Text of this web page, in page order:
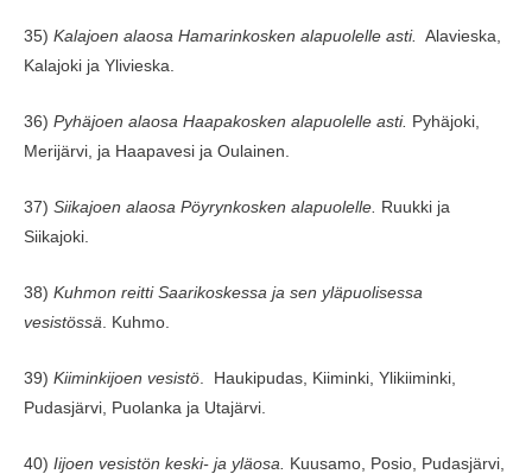
35) Kalajoen alaosa Hamarinkosken alapuolelle asti. Alavieska,
Kalajoki ja Ylivieska.
36) Pyhäjoen alaosa Haapakosken alapuolelle asti. Pyhäjoki,
Merijärvi, ja Haapavesi ja Oulainen.
37) Siikajoen alaosa Pöyrynkosken alapuolelle. Ruukki ja
Siikajoki.
38) Kuhmon reitti Saarikoskessa ja sen yläpuolisessa
vesistössä . Kuhmo.
39) Kiiminkijoen vesistö . Haukipudas, Kiiminki, Ylikiiminki,
Pudasjärvi, Puolanka ja Utajärvi.
40) Iijoen vesistön keski- ja yläosa.
Kuusamo, Posio, Pudasjärvi,